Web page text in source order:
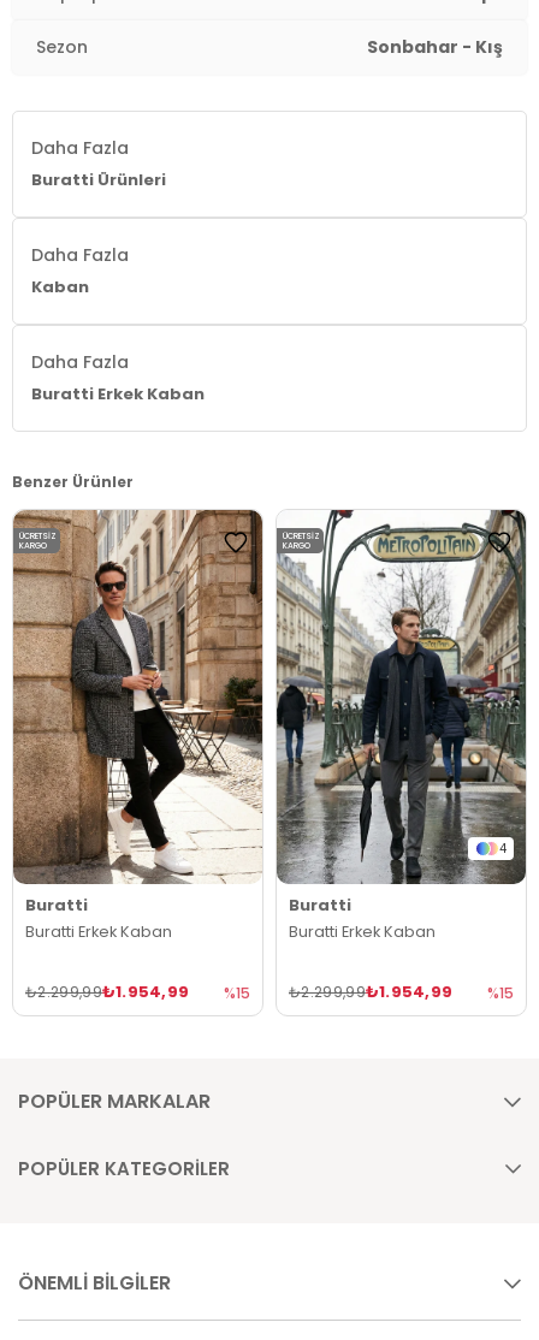
Sezon Sonbahar - Kış
Daha Fazla
Buratti Ürünleri
Daha Fazla
Kaban
Daha Fazla
Buratti Erkek Kaban
Benzer Ürünler
Buratti
Buratti Erkek Kaban
₺1.954,99
₺2.299,99 %15
ÜCRETSIZ
KARGO
4
Buratti
Buratti Erkek Kaban
₺1.954,99
₺2.299,99 %15
ÜCRETSIZ
KARGO
POPÜLER MARKALAR
POPÜLER KATEGORİLER
ÖNEMLİ BİLGİLER